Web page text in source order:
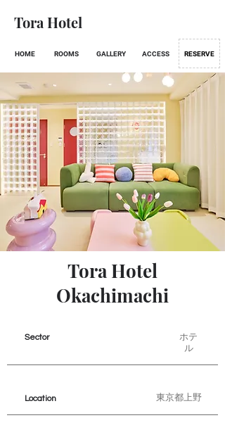
Tora Hotel
HOME ROOMS GALLERY ACCESS RESERVE
Tora Hotel
Okachimachi
Sector
ホテ
ル
Location 東京都上野